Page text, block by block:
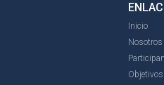
Inicio
Nosotros